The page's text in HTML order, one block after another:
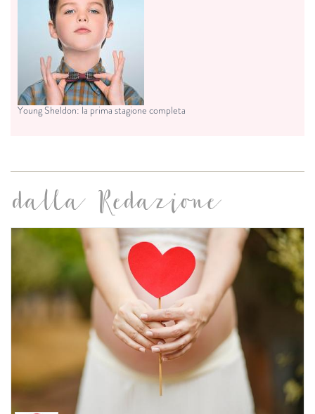
Young Sheldon: la prima stagione completa
dalla Redazione